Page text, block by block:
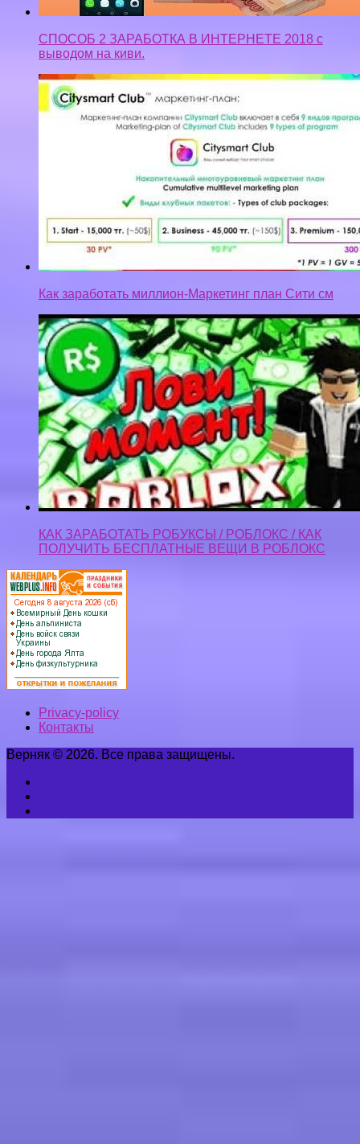
СПОСОБ 2 ЗАРАБОТКА В ИНТЕРНЕТЕ 2018 с
выводом на киви.
Как заработать миллион-Маркетинг план Сити см
КАК ЗАРАБОТАТЬ РОБУКСЫ / РОБЛОКС / КАК
ПОЛУЧИТЬ БЕСПЛАТНЫЕ ВЕЩИ В РОБЛОКС
Privacy-policy
Контакты
Верняк © 2026. Все права защищены.